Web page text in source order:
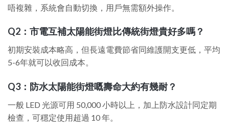
唔複雜，系統會自動切換，用戶無需額外操作。
Q2： 市電互補太陽能街燈比傳統街燈貴好多嗎？
初期安裝成本略高，但長遠電費節省同維護開支更低，平均
5-6年就可以收回成本。
Q3： 防水太陽能街燈嘅壽命大約有幾耐？
一般 LED 光源可用 50,000 小時以上，加上防水設計同定期
檢查，可穩定使用超過 10 年。